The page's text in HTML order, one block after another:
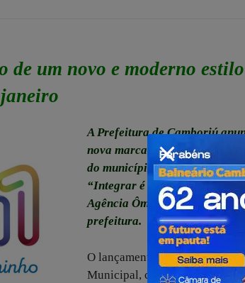
de um novo e moderno
A Prefeitura de Camboriú
nova marca comemorativa
do município, que será
“Integrar é o Caminho”, a
Agência Ômega, em parceria
prefeitura.
O lançamento aconteceu no
Municipal, com a presença de